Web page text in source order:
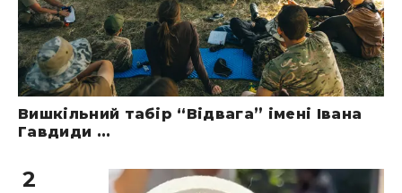
Вишкільний табір “Відвага” імені Івана
Гавдиди ...
2